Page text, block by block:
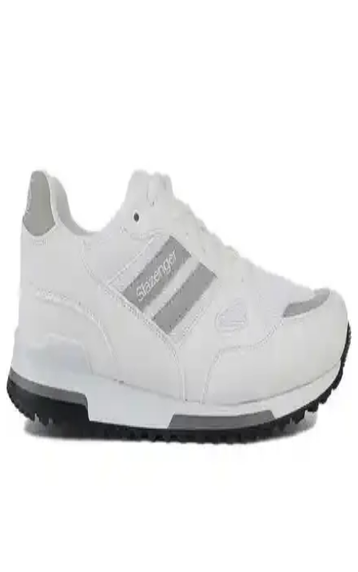
doğrultusunda şekillendi. Seyahat düzeni, avantaj ve
dezavantajlarıyla detaylıca ele alındı.
Güneydoğu Asya Uzun Süreli Seyahatleri İçin Sırt
Çantası ve Paketleme Rehberi
Güneydoğu Asya'da 2-3 aylık seyahatler için az ve çok amaçlı
kıyafet seçimi, uygun ayakkabı tercihleri, hafif sırt çantası kullanımı
ve yerel çamaşır hizmetlerinden faydalanma önerileri sunuluyor.
Güneydoğu Asya Seyahati İçin 45 Litrelik Sırt
Çantasıyla Pratik ve Fonksiyonel Paketleme
Önerileri
Güneydoğu Asya'nın nemli ve sıcak ikliminde 45 litrelik sırt
çantasıyla üç aylık seyahat için hızlı kuruyan kıyafetler, şemsiye
kullanımı ve minimal ekipman düzeni önerileri sunuluyor.